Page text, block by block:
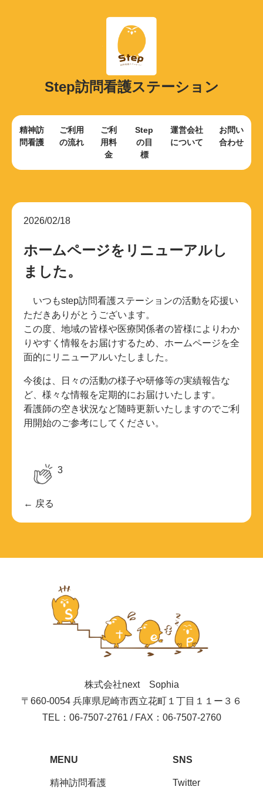
Step訪問看護ステーション
精神訪
問看護
ご利用
の流れ
ご利
用料
金
Step
の目
標
運営会社
について
お問い
合わせ
2026/02/18
ホームページをリニューアルし
ました。
いつもstep訪問看護ステーションの活動を応援い
ただきありがとうございます。
この度、地域の皆様や医療関係者の皆様によりわか
りやすく情報をお届けするため、ホームページを全
面的にリニューアルいたしました。
今後は、日々の活動の様子や研修等の実績報告な
ど、様々な情報を定期的にお届けいたします。
看護師の空き状況など随時更新いたしますのでご利
用開始のご参考にしてください。
3
← 戻る
株式会社next Sophia
〒660-0054 兵庫県尼崎市西立花町１丁目１１ー３６
TEL：06-7507-2761 / FAX：06-7507-2760
MENU
精神訪問看護
SNS
Twitter